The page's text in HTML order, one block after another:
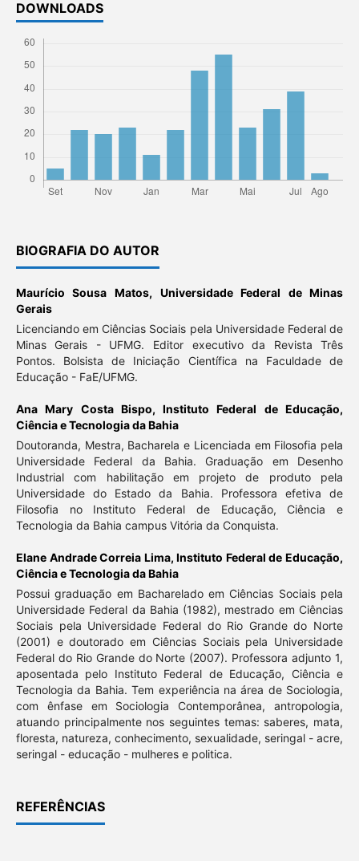
DOWNLOADS
BIOGRAFIA DO AUTOR
Maurício Sousa Matos, Universidade Federal de Minas
Gerais
Licenciando em Ciências Sociais pela Universidade Federal de
Minas Gerais - UFMG. Editor executivo da Revista Três
Pontos. Bolsista de Iniciação Científica na Faculdade de
Educação - FaE/UFMG.
Ana Mary Costa Bispo,Instituto Federal de Educação,
Ciência e Tecnologia da Bahia
Doutoranda, Mestra, Bacharela e Licenciada em Filosofia pela
Universidade Federal da Bahia. Graduação em Desenho
Industrial com habilitação em projeto de produto pela
Universidade do Estado da Bahia. Professora efetiva de
Filosofia no Instituto Federal de Educação, Ciência e
Tecnologia da Bahia campus Vitória da Conquista.
Elane Andrade Correia Lima,Instituto Federal de Educação,
Ciência e Tecnologia da Bahia
Possui graduação em Bacharelado em Ciências Sociais pela
Universidade Federal da Bahia (1982), mestrado em Ciências
Sociais pela Universidade Federal do Rio Grande do Norte
(2001) e doutorado em Ciências Sociais pela Universidade
Federal do Rio Grande do Norte (2007). Professora adjunto 1,
aposentada pelo Instituto Federal de Educação, Ciência e
Tecnologia da Bahia. Tem experiência na área de Sociologia,
com ênfase em Sociologia Contemporânea, antropologia,
atuando principalmente nos seguintes temas: saberes, mata,
floresta, natureza, conhecimento, sexualidade, seringal - acre,
seringal - educação - mulheres e politica.
REFERÊNCIAS